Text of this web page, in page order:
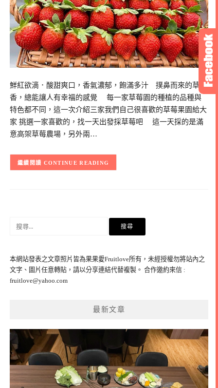
鮮紅欲滴．酸甜爽口，香氣濃郁，飽滿多汁 撲鼻而來的草莓
香，總能讓人有幸福的感覺 每一家草莓園的種植的品種與
特色都不同，這一次介紹三家我們自己很喜歡的草莓果園給大
家 挑選一家喜歡的，找一天出發採草莓吧 這一天採的是滿
意高架草莓農場，另外兩…
CONTINUE READING
鍵
字:
本網站發表之文章照片皆為果果愛Fruitlove所有，未經授權勿將站內之
文字、圖片任意轉貼，請以分享連結代替複製。 合作邀約來信 :
fruitlove@yahoo.com
最新文章